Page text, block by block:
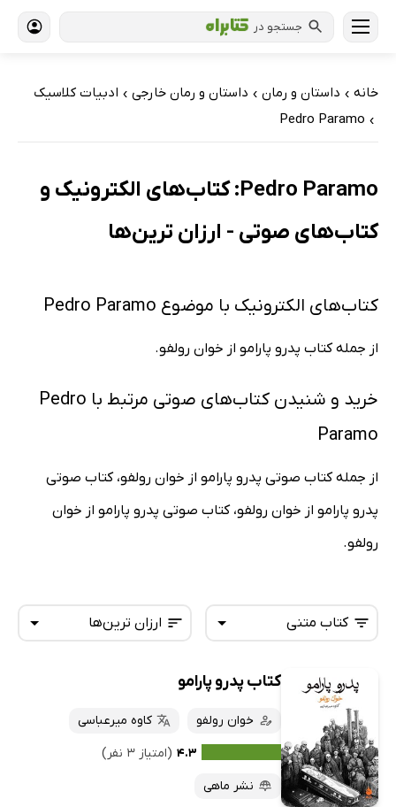
جستجو در
خانه › داستان و رمان › داستان و رمان خارجی › ادبیات کلاسیک
›
Pedro Paramo
Pedro Paramo: کتاب‌های الکترونیک و
کتاب‌های صوتی - ارزان ترین‌ها
کتاب‌های الکترونیک با موضوع Pedro Paramo
از جمله کتاب پدرو پارامو از خوان رولفو.
خرید و شنیدن کتاب‌های صوتی مرتبط با Pedro
Paramo
از جمله کتاب صوتی پدرو پارامو از خوان رولفو، کتاب صوتی
پدرو پارامو از خوان رولفو، کتاب صوتی پدرو پارامو از خوان
رولفو.
ارزان ترین‌ها
داغ‌ترین‌ها
پرفروش‌ها
کتاب متنی
همه کتاب‌ها
کتاب‌های صوتی
کتاب‌های متنی
کتاب پدرو پارامو
خوان رولفو
کاوه میرعباسی
۴.۳ (امتیاز ۳ نفر)
نشر ماهی